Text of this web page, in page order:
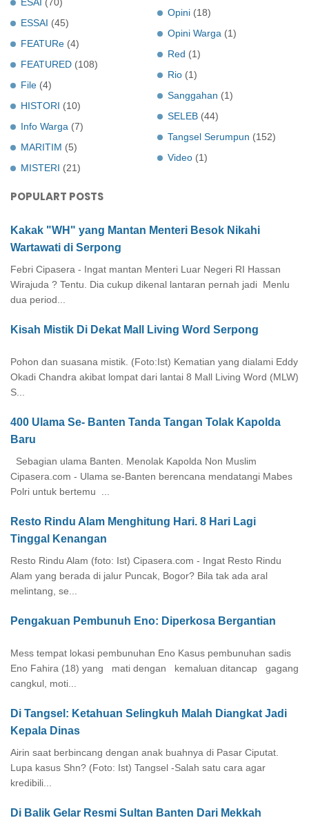
ESSAI (45)
FEATURe (4)
FEATURED (108)
File (4)
HISTORI (10)
Info Warga (7)
MARITIM (5)
MISTERI (21)
Opini (18)
Opini Warga (1)
Red (1)
Rio (1)
Sanggahan (1)
SELEB (44)
Tangsel Serumpun (152)
Video (1)
POPULART POSTS
Kakak "WH" yang Mantan Menteri Besok Nikahi
Wartawati di Serpong
Febri Cipasera - Ingat mantan Menteri Luar Negeri RI Hassan
Wirajuda ? Tentu. Dia cukup dikenal lantaran pernah jadi Menlu
dua period...
Kisah Mistik Di Dekat Mall Living Word Serpong
Pohon dan suasana mistik. (Foto:Ist) Kematian yang dialami Eddy
Okadi Chandra akibat lompat dari lantai 8 Mall Living Word (MLW)
S...
400 Ulama Se- Banten Tanda Tangan Tolak Kapolda
Baru
Sebagian ulama Banten. Menolak Kapolda Non Muslim
Cipasera.com - Ulama se-Banten berencana mendatangi Mabes
Polri untuk bertemu ...
Resto Rindu Alam Menghitung Hari. 8 Hari Lagi
Tinggal Kenangan
Resto Rindu Alam (foto: Ist) Cipasera.com - Ingat Resto Rindu
Alam yang berada di jalur Puncak, Bogor? Bila tak ada aral
melintang, se...
Pengakuan Pembunuh Eno: Diperkosa Bergantian
Mess tempat lokasi pembunuhan Eno Kasus pembunuhan sadis
Eno Fahira (18) yang mati dengan kemaluan ditancap gagang
cangkul, moti...
Di Tangsel: Ketahuan Selingkuh Malah Diangkat Jadi
Kepala Dinas
Airin saat berbincang dengan anak buahnya di Pasar Ciputat.
Lupa kasus Shn? (Foto: Ist) Tangsel -Salah satu cara agar
kredibili...
Di Balik Gelar Resmi Sultan Banten Dari Mekkah